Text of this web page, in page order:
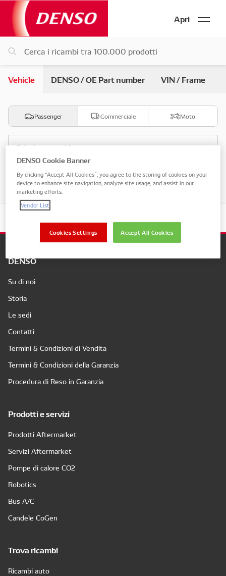
Apri
Vehicle DENSO / OE Part number VIN / Frame
Passenger Commerciale Moto
Seleziona marchio
Seleziona modello
DENSO
Su di noi
Storia
Le sedi
Contatti
Termini & Condizioni di Vendita
Termini & Condizioni della Garanzia
Procedura di Reso in Garanzia
Prodotti e servizi
Prodotti Aftermarket
Servizi Aftermarket
Pompe di calore CO2
Robotics
Bus A/C
Candele CoGen
Trova ricambi
Ricambi auto
DENSO Cookie Banner
By clicking “Accept All Cookies”, you agree to the storing of cookies on your
device to enhance site navigation, analyze site usage, and assist in our
marketing efforts.
Vendor List
Accept All Cookies
Cookies Settings